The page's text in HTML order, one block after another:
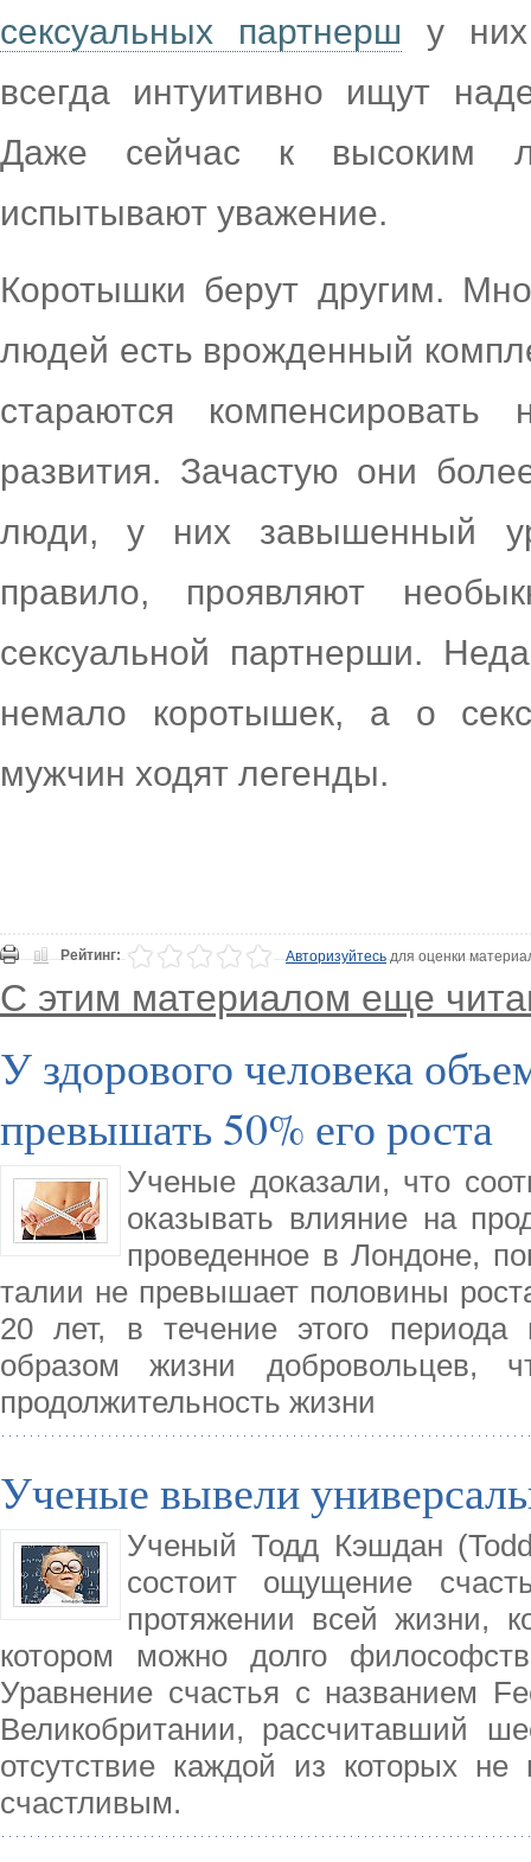
сексуальных партнерш у
всегда интуитивно ищут
Даже сейчас к высоким
испытывают уважение.
Коротышки берут другим.
людей есть врожденный
стараются компенсировать
развития. Зачастую они
люди, у них завышенный
правило, проявляют
сексуальной партнерши.
немало коротышек, а о
мужчин ходят легенды.
Рейтинг: Авторизуйтесьдля оценки
С этим материалом еще
У здорового человека
превышать 50% его роста
Ученые доказали, что
оказывать влияние на
проведенное в Лондоне,
талии не превышает половины
20 лет, в течение этого
образом жизни добровольцев,
продолжительность жизни
Ученые вывели
Ученый Тодд Кэшдан
состоит ощущение
протяжении всей жизни,
котором можно долго
Уравнение счастья с названием
Великобритании, рассчитавший
отсутствие каждой из которых не
счастливым.